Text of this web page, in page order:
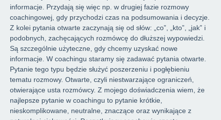
informacje. Przydają się więc np. w drugiej fazie rozmowy
coachingowej, gdy przychodzi czas na podsumowania i decyzje.
Z kolei pytania otwarte zaczynają się od słów: „co”, „kto”, „jak” i
podobnych, zachęcających rozmówcę do dłuższej wypowiedzi.
Są szczególnie użyteczne, gdy chcemy uzyskać nowe
informacje. W coachingu staramy się zadawać pytania otwarte.
Pytanie tego typu będzie służyć poszerzeniu i pogłębieniu
tematu rozmowy. Otwarte, czyli niestwarzające ograniczeń,
otwierające usta rozmówcy. Z mojego doświadczenia wiem, że
najlepsze pytanie w coachingu to pytanie krótkie,
nieskomplikowane, neutralne, znaczące oraz wynikające z